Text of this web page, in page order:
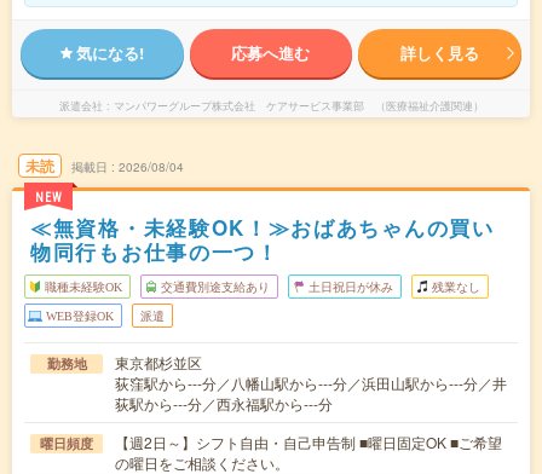
気になる! 応募へ進む 詳しく見る
派遣会社 マンパワーグループ株式会社 ケアサービス事業部 （医療福祉介護関連）
未読
NEW
掲載日 2026/08/04
≪無資格・未経験OK！≫おばあちゃんの買い
物同行もお仕事の一つ！
職種未経験OK 交通費別途支給あり 土日祝日が休み 残業なし
WEB登録OK 派遣
勤務地
東京都杉並区
荻窪駅から---分／八幡山駅から---分／浜田山駅から---分／井
荻駅から---分／西永福駅から---分
曜日頻度
【週2日～】シフト自由・自己申告制 ■曜日固定OK ■ご希望
の曜日をご相談ください。